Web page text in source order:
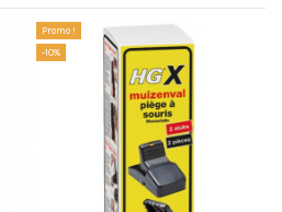
Promo !
-10%